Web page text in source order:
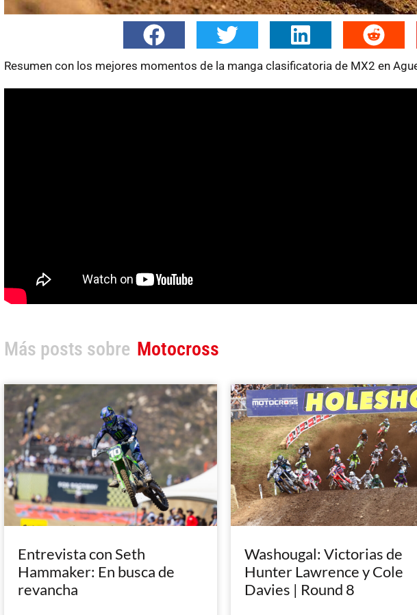
Resumen con los mejores momentos de la manga clasificatoria de MX2 en
Más posts sobre Motocross
Entrevista con Seth
Hammaker: En busca de
revancha
Washougal: Victorias de
Hunter Lawrence y Cole
Davies | Round 8